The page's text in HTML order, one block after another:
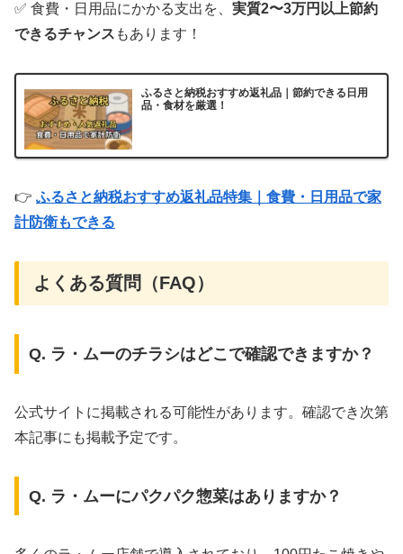
✅ 食費・日用品にかかる支出を、 実質2〜3万円以上節約
できるチャンス もあります！
ふるさと納税おすすめ返礼品｜節約できる日用
品・食材を厳選！
👉 ふるさと納税おすすめ返礼品特集｜食費・日用品で家
計防衛もできる
よくある質問（FAQ）
Q. ラ・ムーのチラシはどこで確認できますか？
公式サイトに掲載される可能性があります。確認でき次第
本記事にも掲載予定です。
Q. ラ・ムーにパクパク惣菜はありますか？